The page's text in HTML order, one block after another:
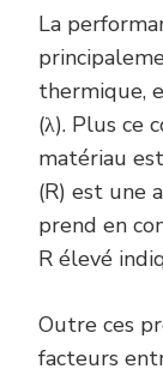
La
thermique,
(λ). Plus ce
matériau
(R) est une
prend en
R élevé
Outre ces
facteurs